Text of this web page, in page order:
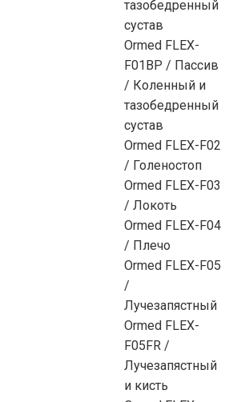
тазобедренный
сустав
Ormed FLEX-
F01BP / Пассив
/ Коленный и
тазобедренный
сустав
Ormed FLEX-F02
/ Голеностоп
Ormed FLEX-F03
/ Локоть
Ormed FLEX-F04
/ Плечо
Ormed FLEX-F05
/
Лучезапястный
Ormed FLEX-
F05FR /
Лучезапястный
и кисть